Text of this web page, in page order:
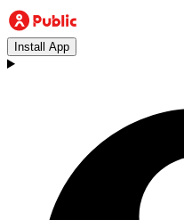
Install App